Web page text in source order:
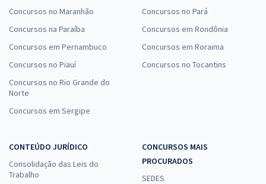
Concursos no Maranhão
Concursos na Paraíba
Concursos em Pernambuco
Concursos no Piauí
Concursos no Rio Grande do
Norte
Concursos em Sergipe
Concursos no Pará
Concursos em Rondônia
Concursos em Roraima
Concursos no Tocantins
CONTEÚDO JURÍDICO
Consolidação das Leis do
Trabalho
CONCURSOS MAIS
PROCURADOS
SEDES